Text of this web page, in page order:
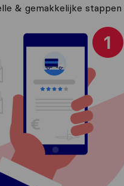
& gemakkelijke stappen